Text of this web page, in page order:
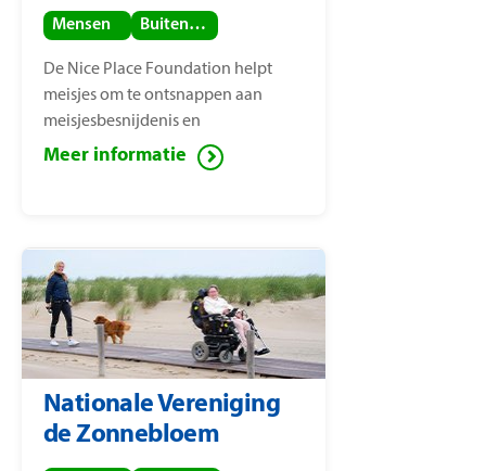
Mensen Buitenland
De Nice Place Foundation helpt
meisjes om te ontsnappen aan
meisjesbesnijdenis en
kindhuwelijken. De stichting is
Meer informatie
Nationale Vereniging
de Zonnebloem